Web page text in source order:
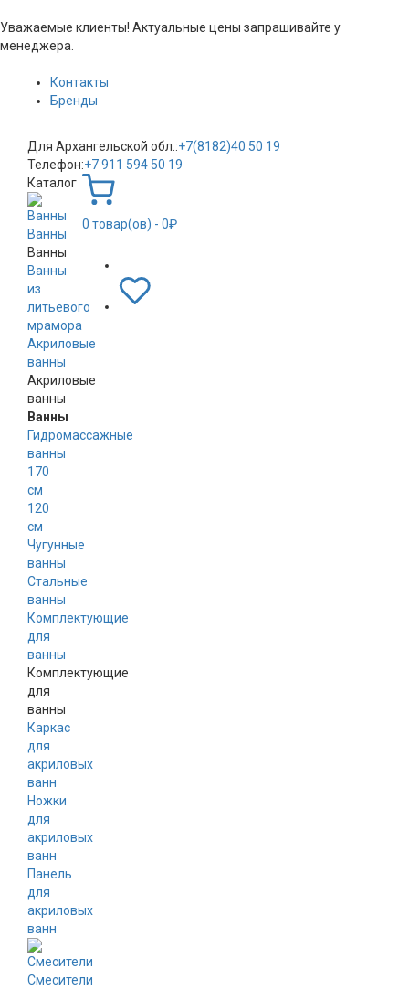
Уважаемые клиенты! Актуальные цены запрашивайте у
менеджера.
Контакты
Бренды
Для Архангельской обл.:+7(8182)40 50 19
Телефон:+7 911 594 50 19
Каталог
Ванны
Ванны
Ванны
из
литьевого
мрамора
Акриловые
ванны
Акриловые
ванны
Ванны
Гидромассажные
ванны
170
см
120
см
Чугунные
ванны
Стальные
ванны
Комплектующие
для
ванны
Комплектующие
для
ванны
Каркас
для
акриловых
ванн
Ножки
для
акриловых
ванн
Панель
для
акриловых
ванн
Смесители
0 товар(ов) - 0₽